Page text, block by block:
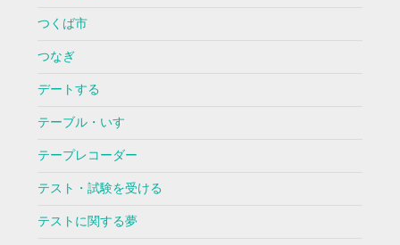
つくば市
つなぎ
デートする
テーブル・いす
テープレコーダー
テスト・試験を受ける
テストに関する夢